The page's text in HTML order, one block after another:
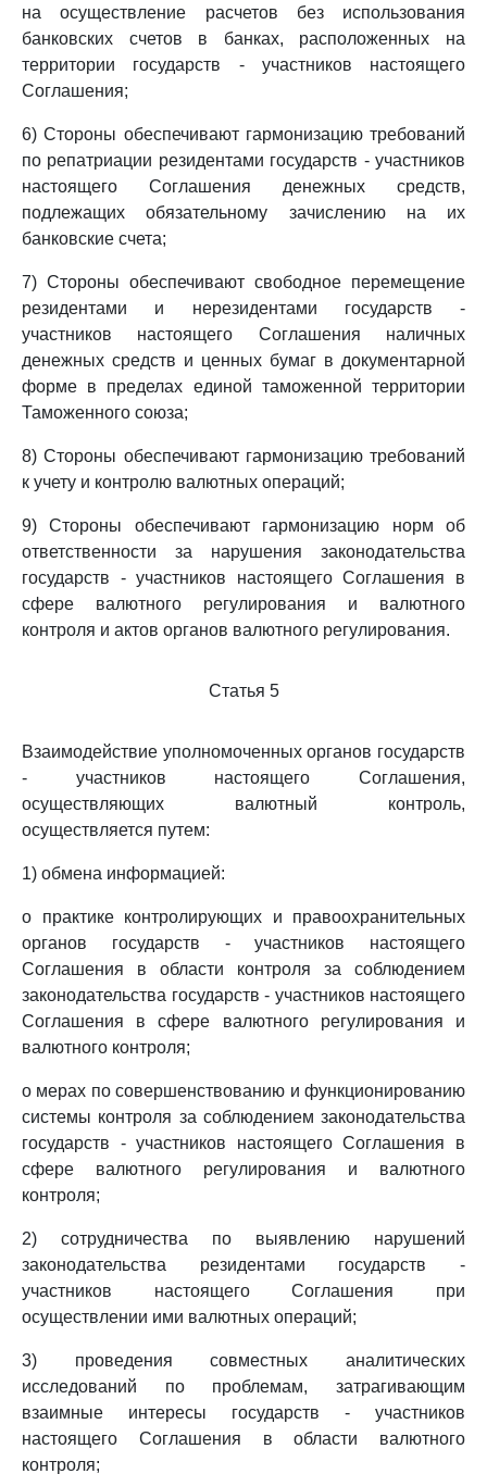
на осуществление расчетов без использования
банковских счетов в банках, расположенных на
территории государств - участников настоящего
Соглашения;
6) Стороны обеспечивают гармонизацию требований
по репатриации резидентами государств - участников
настоящего Соглашения денежных средств,
подлежащих обязательному зачислению на их
банковские счета;
7) Стороны обеспечивают свободное перемещение
резидентами и нерезидентами государств -
участников настоящего Соглашения наличных
денежных средств и ценных бумаг в документарной
форме в пределах единой таможенной территории
Таможенного союза;
8) Стороны обеспечивают гармонизацию требований
к учету и контролю валютных операций;
9) Стороны обеспечивают гармонизацию норм об
ответственности за нарушения законодательства
государств - участников настоящего Соглашения в
сфере валютного регулирования и валютного
контроля и актов органов валютного регулирования.
Статья 5
Взаимодействие уполномоченных органов государств
- участников настоящего Соглашения,
осуществляющих валютный контроль,
осуществляется путем:
1) обмена информацией:
о практике контролирующих и правоохранительных
органов государств - участников настоящего
Соглашения в области контроля за соблюдением
законодательства государств - участников настоящего
Соглашения в сфере валютного регулирования и
валютного контроля;
о мерах по совершенствованию и функционированию
системы контроля за соблюдением законодательства
государств - участников настоящего Соглашения в
сфере валютного регулирования и валютного
контроля;
2) сотрудничества по выявлению нарушений
законодательства резидентами государств -
участников настоящего Соглашения при
осуществлении ими валютных операций;
3) проведения совместных аналитических
исследований по проблемам, затрагивающим
взаимные интересы государств - участников
настоящего Соглашения в области валютного
контроля;